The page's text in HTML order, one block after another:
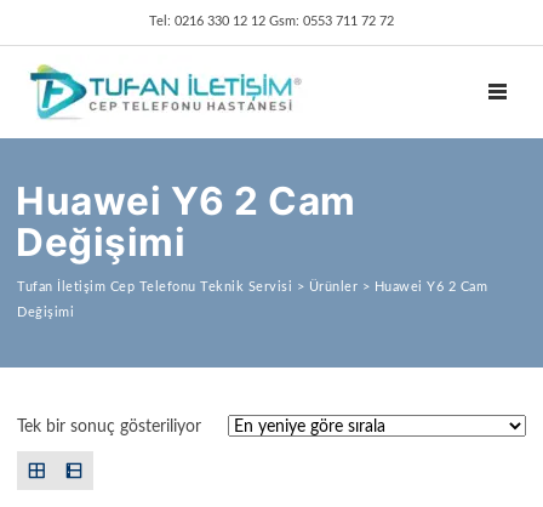
Tel: 0216 330 12 12 Gsm: 0553 711 72 72
Huawei Y6 2 Cam
Değişimi
Tufan İletişim Cep Telefonu Teknik Servisi > Ürünler > Huawei Y6 2 Cam
Değişimi
Tek bir sonuç gösteriliyor